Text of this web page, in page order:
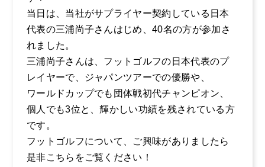
社員インタビュー
１
２
社員インタビュー
３
募集要項
当日は、当社がサプライヤー契約している日本
代表の三浦尚子さんはじめ、40名の方が参加さ
れました。
三浦尚子さんは、フットゴルフの日本代表のプ
レイヤーで、ジャパンツアーでの優勝や、
ワールドカップでも団体戦初代チャンピオン、
個人でも3位と、輝かしい功績を残されている方
です。
フットゴルフについて、ご興味がありましたら
是非こちらをご覧ください！